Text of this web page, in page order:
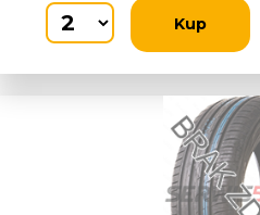
Kup